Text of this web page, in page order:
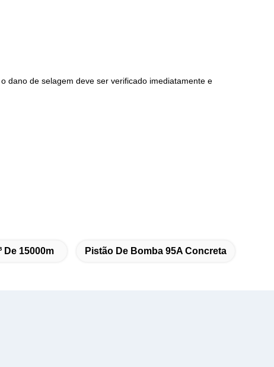
dano de selagem deve ser verificado imediatamente e
De 15000m Pistão De Bomba 95A Concreta